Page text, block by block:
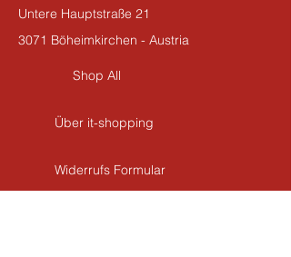
Untere Hauptstraße 21
3071 Böheimkirchen - Austria
Shop All
Über it-shopping
Widerrufs Formular